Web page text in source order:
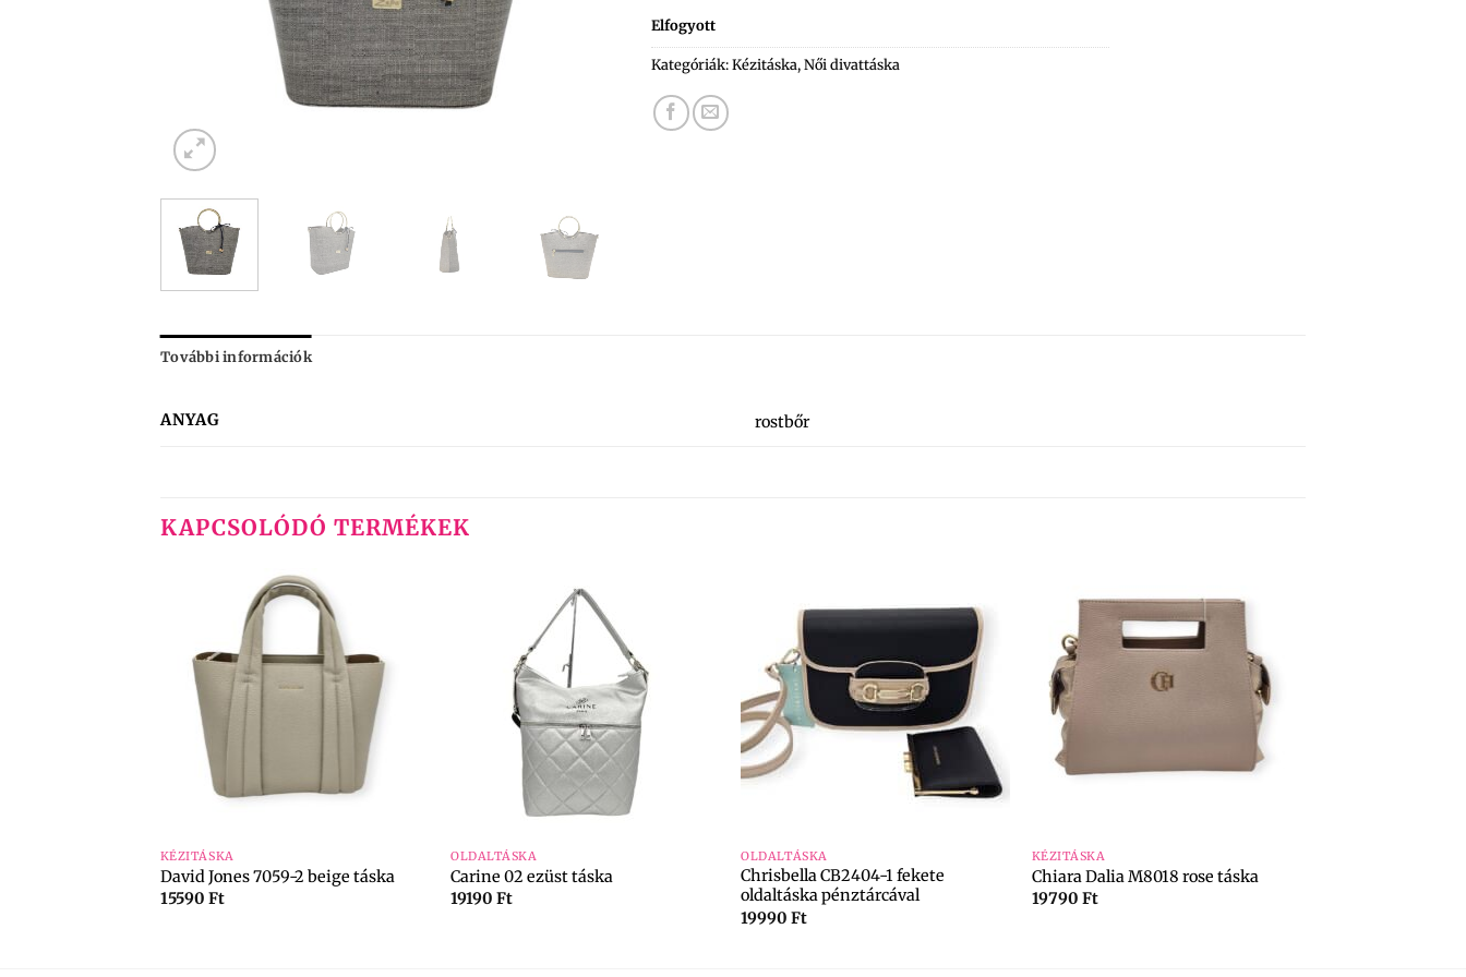
Elfogyott
Kategóriák:Kézitáska,Női divattáska
További információk
ANYAG rostbőr
KAPCSOLÓDÓ TERMÉKEK
KÉZITÁSKA
David Jones 7059-2 beige táska
15590 Ft
OLDALTÁSKA
Carine 02 ezüst táska
19190Ft
OLDALTÁSKA
Chrisbella CB2404-1 fekete
oldaltáska pénztárcával
19990Ft
KÉZITÁSKA
Chiara Dalia M8018 rose táska
19790 Ft